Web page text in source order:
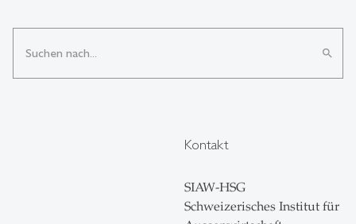
search
Kontakt
SIAW-HSG
Schweizerisches Institut für